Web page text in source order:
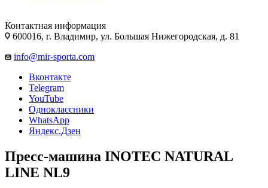
Контактная информация
600016, г. Владимир, ул. Большая Нижегородская, д. 81
info@mir-sporta.com
Вконтакте
Telegram
YouTube
Одноклассники
WhatsApp
Яндекс.Дзен
Пресс-машина INOTEC NATURAL
LINE NL9